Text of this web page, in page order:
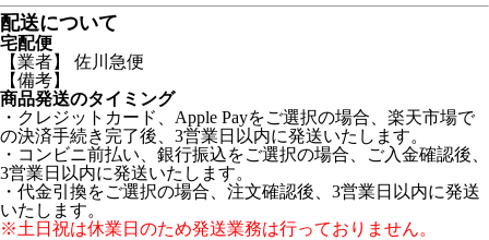
配送について
宅配便
【業者】 佐川急便
【備考】
商品発送のタイミング
・クレジットカード、Apple Payをご選択の場合、楽天市場で
の決済手続き完了後、3営業日以内に発送いたします。
・コンビニ前払い、銀行振込をご選択の場合、ご入金確認後、
3営業日以内に発送いたします。
・代金引換をご選択の場合、注文確認後、3営業日以内に発送
いたします。
※土日祝は休業日のため発送業務は行っておりません。